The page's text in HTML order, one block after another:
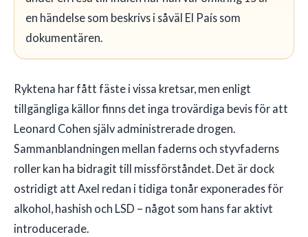
en händelse som beskrivs i såväl El País som
dokumentären.
Ryktena har fått fäste i vissa kretsar, men enligt
tillgängliga källor finns det inga trovärdiga bevis för att
Leonard Cohen själv administrerade drogen.
Sammanblandningen mellan faderns och styvfaderns
roller kan ha bidragit till missförståndet. Det är dock
ostridigt att Axel redan i tidiga tonår exponerades för
alkohol, hashish och LSD – något som hans far aktivt
introducerade.